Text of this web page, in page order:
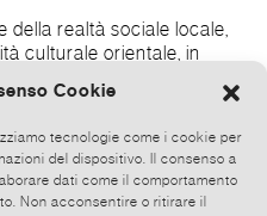
Cookie
tecnologie come i cookie per
del dispositivo. Il consenso a
dati come il comportamento
Non acconsentire o ritirare il
della realtà sociale locale,
culturale orientale, in
complessi, mettendo in
la libertà e lo sviluppo.